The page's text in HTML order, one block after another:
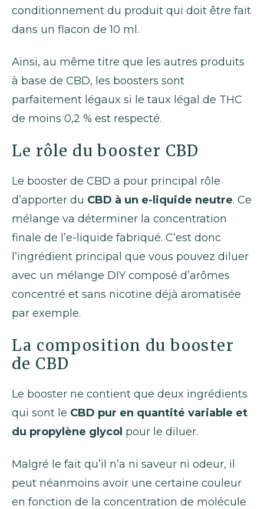
conditionnement du produit qui doit être fait
dans un flacon de 10 ml.
Ainsi, au même titre que les autres produits
à base de CBD, les boosters sont
parfaitement légaux si le taux légal de THC
de moins 0,2 % est respecté.
Le rôle du booster CBD
Le booster de CBD a pour principal rôle
d’apporter du CBD à un e-liquide neutre. Ce
mélange va déterminer la concentration
finale de l’e-liquide fabriqué. C’est donc
l’ingrédient principal que vous pouvez diluer
avec un mélange DIY composé d’arômes
concentré et sans nicotine déjà aromatisée
par exemple.
La composition du booster
de CBD
Le booster ne contient que deux ingrédients
qui sont le CBD pur en quantité variable et
du propylène glycol pour le diluer.
Malgré le fait qu’il n’a ni saveur ni odeur, il
peut néanmoins avoir une certaine couleur
en fonction de la concentration de molécule